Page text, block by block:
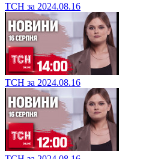
ТСН за 2024.08.16
ТСН за 2024.08.16